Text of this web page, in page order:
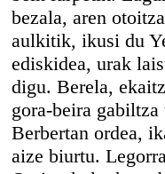
bezala, aren
aulkitik, ikusi du
ediskidea, urak
digu. Berela,
gora-beira
Berbertan ordea,
aize biurtu.